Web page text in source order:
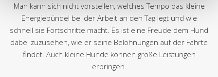
Man kann sich nicht vorstellen, welches Tempo das kleine
Energiebündel bei der Arbeit an den Tag legt und wie
schnell sie Fortschritte macht. Es ist eine Freude dem Hund
dabei zuzusehen, wie er seine Belohnungen auf der Fährte
findet. Auch kleine Hunde können große Leistungen
erbringen.